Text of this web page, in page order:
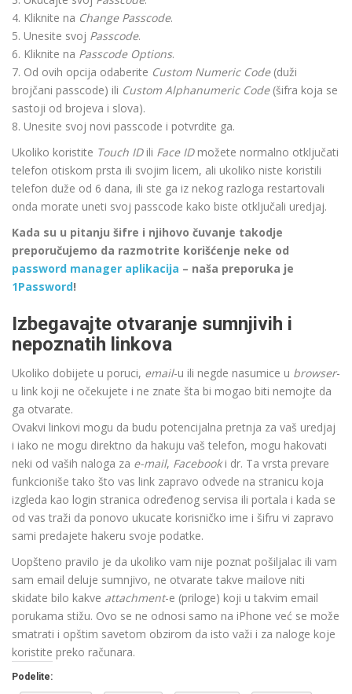
4. Kliknite na Change Passcode.
5. Unesite svoj Passcode.
6. Kliknite na Passcode Options.
7. Od ovih opcija odaberite Custom Numeric Code(duži
brojčani passcode) ili Custom Alphanumeric Code(šifra koja se
sastoji od brojeva i slova).
8. Unesite svoj novi passcode i potvrdite ga.
Ukoliko koristite Touch IDili Face IDmožete normalno otključati
telefon otiskom prsta ili svojim licem, ali ukoliko niste koristili
telefon duže od 6 dana, ili ste ga iz nekog razloga restartovali
onda morate uneti svoj passcode kako biste otključali uredjaj.
Kada su u pitanju šifre i njihovo čuvanje takodje
preporučujemo da razmotrite korišćenje neke od
password manager aplikacija – naša preporuka je
1Password!
Izbegavajte otvaranje sumnjivih i
nepoznatih linkova
Ukoliko dobijete u poruci, email-u ili negde nasumice u browser-
u link koji ne očekujete i ne znate šta bi mogao biti nemojte da
ga otvarate.
Ovakvi linkovi mogu da budu potencijalna pretnja za vaš uredjaj
i iako ne mogu direktno da hakuju vaš telefon, mogu hakovati
neki od vaših naloga za e-mail, Facebooki dr. Ta vrsta prevare
funkcioniše tako što vas link zapravo odvede na stranicu koja
izgleda kao login stranica određenog servisa ili portala i kada se
od vas traži da ponovo ukucate korisničko ime i šifru vi zapravo
sami predajete hakeru svoje podatke.
Uopšteno pravilo je da ukoliko vam nije poznat pošiljalac ili vam
sam email deluje sumnjivo, ne otvarate takve mailove niti
skidate bilo kakve attachment-e (priloge) koji u takvim email
porukama stižu. Ovo se ne odnosi samo na iPhone već se može
smatrati i opštim savetom obzirom da isto važi i za naloge koje
koristite preko računara.
Podelite: